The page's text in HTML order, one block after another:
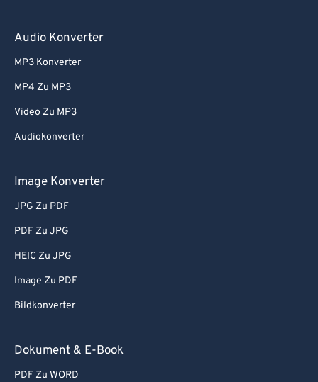
Audio Konverter
MP3 Konverter
MP4 Zu MP3
Video Zu MP3
Audiokonverter
Image Konverter
JPG Zu PDF
PDF Zu JPG
HEIC Zu JPG
Image Zu PDF
Bildkonverter
Dokument & E-Book
PDF Zu WORD